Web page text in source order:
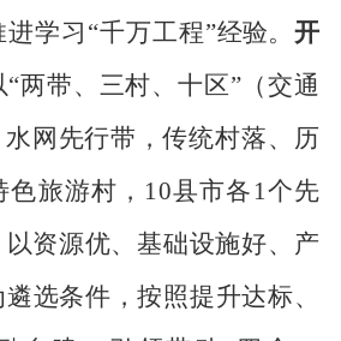
学习“千万工程”经验。 开
“两带、三村、 十区”（交通
网 先行带，传统村落、历
旅游村， 10县市各 1个先
资源优、基础设施好、产
选条件，按照提升达标、